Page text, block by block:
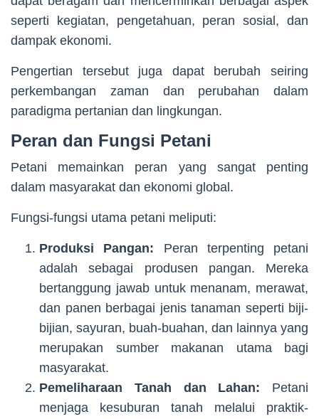
seperti kegiatan, pengetahuan, peran sosial, dan
dampak ekonomi.
Pengertian tersebut juga dapat berubah seiring
perkembangan zaman dan perubahan dalam
paradigma pertanian dan lingkungan.
Peran dan Fungsi Petani
Petani memainkan peran yang sangat penting
dalam masyarakat dan ekonomi global.
Fungsi-fungsi utama petani meliputi:
Produksi Pangan: Peran terpenting petani
adalah sebagai produsen pangan. Mereka
bertanggung jawab untuk menanam, merawat,
dan panen berbagai jenis tanaman seperti biji-
bijian, sayuran, buah-buahan, dan lainnya yang
merupakan sumber makanan utama bagi
masyarakat.
Pemeliharaan Tanah dan Lahan: Petani
menjaga kesuburan tanah melalui praktik-